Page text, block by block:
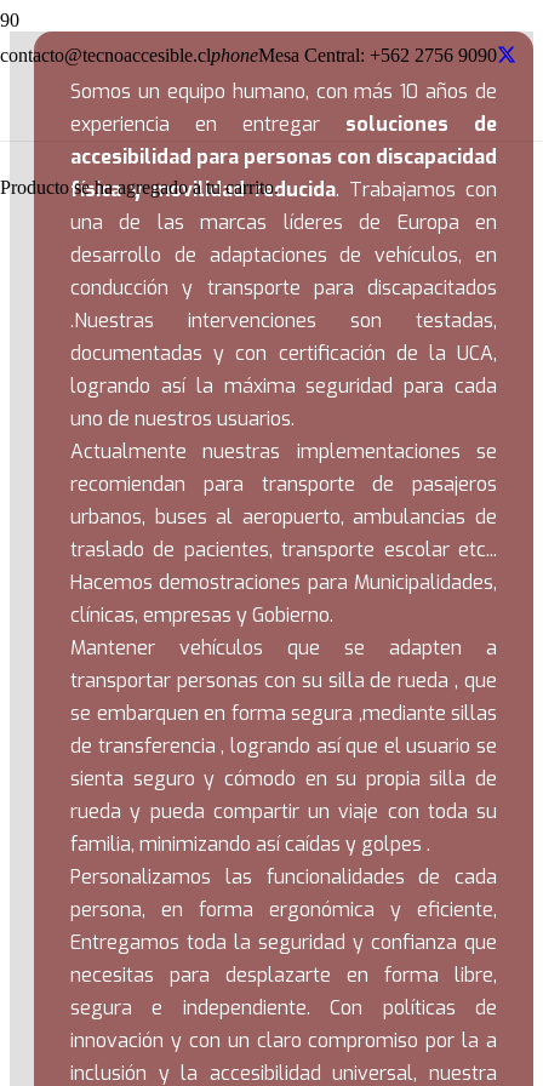
contacto@tecnoaccesible.clphoneMesa Central: +562 2756 9090
Productose ha agregado a tu carrito.
Somos un equipo humano, con más 10 años de
experiencia en entregar soluciones de
accesibilidad para personas con discapacidad
física y movilidad reducida. Trabajamos con
una de las marcas líderes de Europa en
desarrollo de adaptaciones de vehículos, en
conducción y transporte para discapacitados
.Nuestras intervenciones son testadas,
documentadas y con certificación de la UCA,
logrando así la máxima seguridad para cada
uno de nuestros usuarios.
Actualmente nuestras implementaciones se
recomiendan para transporte de pasajeros
urbanos, buses al aeropuerto, ambulancias de
traslado de pacientes, transporte escolar etc...
Hacemos demostraciones para Municipalidades,
clínicas, empresas y Gobierno.
Mantener vehículos que se adapten a
transportar personas con su silla de rueda , que
se embarquen en forma segura ,mediante sillas
de transferencia , logrando así que el usuario se
sienta seguro y cómodo en su propia silla de
rueda y pueda compartir un viaje con toda su
familia, minimizando así caídas y golpes .
Personalizamos las funcionalidades de cada
persona, en forma ergonómica y eficiente,
Entregamos toda la seguridad y confianza que
necesitas para desplazarte en forma libre,
segura e independiente. Con políticas de
innovación y con un claro compromiso por la a
inclusión y la accesibilidad universal, nuestra